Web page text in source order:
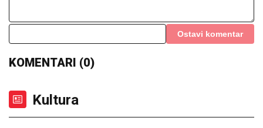
Ostavi komentar
KOMENTARI (0)
Kultura